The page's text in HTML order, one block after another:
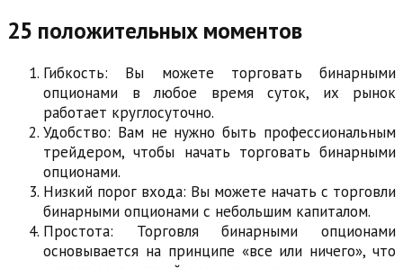
25 положительных моментов
Гибкость: Вы можете торговать бинарными
опционами в любое время суток, их рынок
работает круглосуточно.
Удобство: Вам не нужно быть профессиональным
трейдером, чтобы начать торговать бинарными
опционами.
Низкий порог входа: Вы можете начать с торговли
бинарными опционами с небольшим капиталом.
Простота: Торговля бинарными опционами
основывается на принципе «все или ничего», что